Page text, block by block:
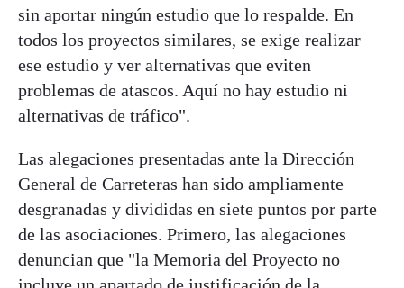
sin aportar ningún estudio que lo respalde. En
todos los proyectos similares, se exige realizar
ese estudio y ver alternativas que eviten
problemas de atascos. Aquí no hay estudio ni
alternativas de tráfico".
Las alegaciones presentadas ante la Dirección
General de Carreteras han sido ampliamente
desgranadas y divididas en siete puntos por parte
de las asociaciones. Primero, las alegaciones
denuncian que "la Memoria del Proyecto no
incluye un apartado de justificación de la